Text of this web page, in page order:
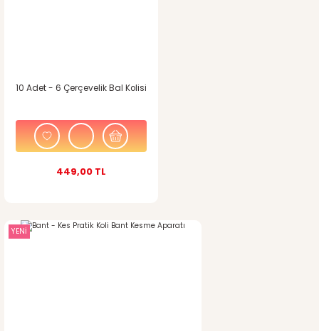
10 Adet - 6 Çerçevelik Bal Kolisi
449,00 TL
YENİ